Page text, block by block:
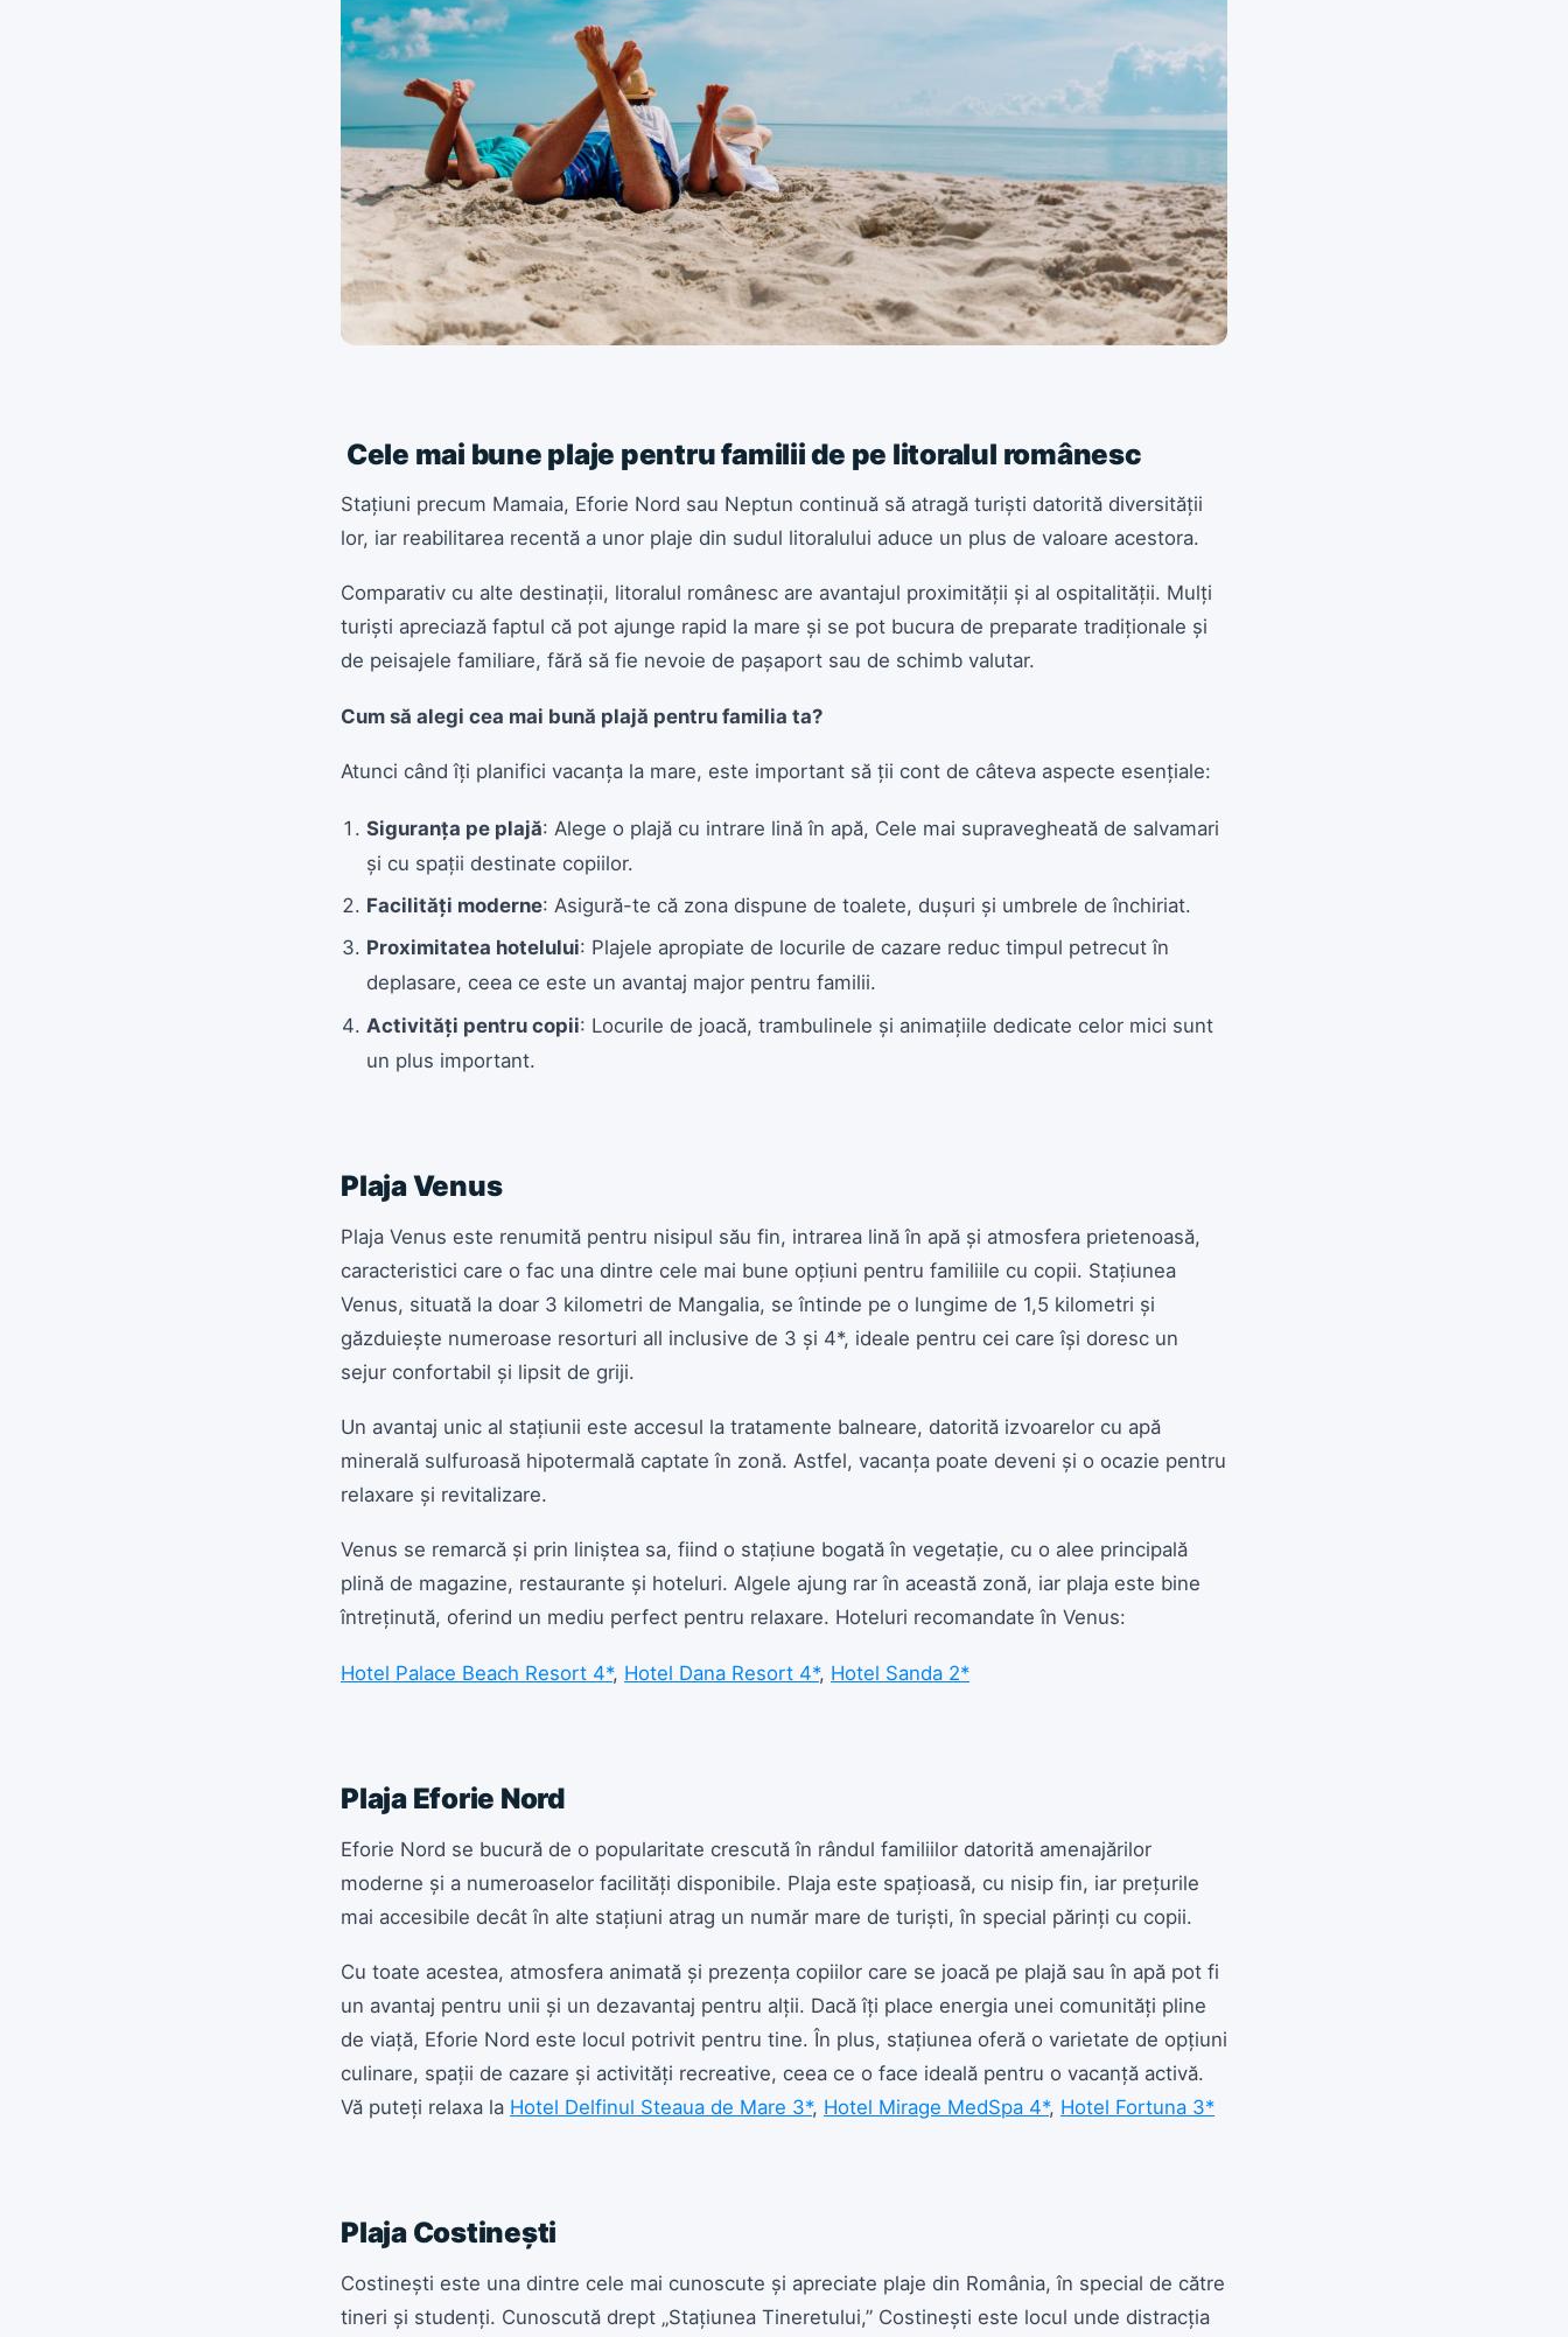
Cele mai bune plaje pentru familii de pe litoralul românesc
Stațiuni precum Mamaia, Eforie Nord sau Neptun continuă să atragă turiști datorită diversității
lor, iar reabilitarea recentă a unor plaje din sudul litoralului aduce un plus de valoare acestora.
Comparativ cu alte destinații, litoralul românesc are avantajul proximității și al ospitalității. Mulți
turiști apreciază faptul că pot ajunge rapid la mare și se pot bucura de preparate tradiționale și
de peisajele familiare, fără să fie nevoie de pașaport sau de schimb valutar.
Cum să alegi cea mai bună plajă pentru familia ta?
Atunci când îți planifici vacanța la mare, este important să ții cont de câteva aspecte esențiale:
Siguranța pe plajă: Alege o plajă cu intrare lină în apă, Cele mai supravegheată de salvamari
și cu spații destinate copiilor.
Facilități moderne: Asigură-te că zona dispune de toalete, dușuri și umbrele de închiriat.
Proximitatea hotelului: Plajele apropiate de locurile de cazare reduc timpul petrecut în
deplasare, ceea ce este un avantaj major pentru familii.
Activități pentru copii: Locurile de joacă, trambulinele și animațiile dedicate celor mici sunt
un plus important.
Plaja Venus
Plaja Venus este renumită pentru nisipul său fin, intrarea lină în apă și atmosfera prietenoasă,
caracteristici care o fac una dintre cele mai bune opțiuni pentru familiile cu copii. Stațiunea
Venus, situată la doar 3 kilometri de Mangalia, se întinde pe o lungime de 1,5 kilometri și
găzduiește numeroase resorturi all inclusive de 3 și 4*, ideale pentru cei care își doresc un
sejur confortabil și lipsit de griji.
Un avantaj unic al stațiunii este accesul la tratamente balneare, datorită izvoarelor cu apă
minerală sulfuroasă hipotermală captate în zonă. Astfel, vacanța poate deveni și o ocazie pentru
relaxare și revitalizare.
Venus se remarcă și prin liniștea sa, fiind o stațiune bogată în vegetație, cu o alee principală
plină de magazine, restaurante și hoteluri. Algele ajung rar în această zonă, iar plaja este bine
întreținută, oferind un mediu perfect pentru relaxare. Hoteluri recomandate în Venus:
Hotel Palace Beach Resort 4*, Hotel Dana Resort 4*, Hotel Sanda 2*
Plaja Eforie Nord
Eforie Nord se bucură de o popularitate crescută în rândul familiilor datorită amenajărilor
moderne și a numeroaselor facilități disponibile. Plaja este spațioasă, cu nisip fin, iar prețurile
mai accesibile decât în alte stațiuni atrag un număr mare de turiști, în special părinți cu copii.
Cu toate acestea, atmosfera animată și prezența copiilor care se joacă pe plajă sau în apă pot fi
un avantaj pentru unii și un dezavantaj pentru alții. Dacă îți place energia unei comunități pline
de viață, Eforie Nord este locul potrivit pentru tine. În plus, stațiunea oferă o varietate de opțiuni
culinare, spații de cazare și activități recreative, ceea ce o face ideală pentru o vacanță activă.
Vă puteți relaxa la Hotel Delfinul Steaua de Mare 3*, Hotel Mirage MedSpa 4*, Hotel Fortuna 3*
Plaja Costinești
Costinești este una dintre cele mai cunoscute și apreciate plaje din România, în special de către
tineri și studenți. Cunoscută drept „Stațiunea Tineretului,” Costinești este locul unde distracția